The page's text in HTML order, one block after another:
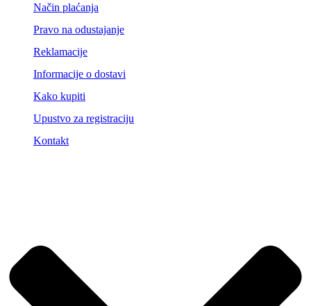
Način plaćanja
Pravo na odustajanje
Reklamacije
Informacije o dostavi
Kako kupiti
Upustvo za registraciju
Kontakt